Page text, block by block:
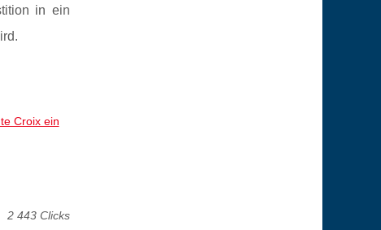
in ein
Croix ein
2 443 Clicks